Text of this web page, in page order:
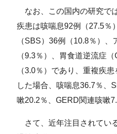
なお、この国内の研究で
疾患は咳喘息92例（27.5％
（SBS）36例（10.8％）、
（9.3％）、胃食道逆流症
（3.0％）であり、重複疾
した場合、咳喘息36.7％、
嗽20.2％、GERD関連咳嗽
さて、近年注目されてい